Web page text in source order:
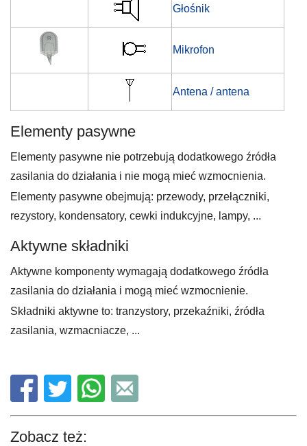
Głośnik
Mikrofon
Antena / antena
Elementy pasywne
Elementy pasywne nie potrzebują dodatkowego źródła
zasilania do działania i nie mogą mieć wzmocnienia.
Elementy pasywne obejmują: przewody, przełączniki,
rezystory, kondensatory, cewki indukcyjne, lampy, ...
Aktywne składniki
Aktywne komponenty wymagają dodatkowego źródła
zasilania do działania i mogą mieć wzmocnienie.
Składniki aktywne to: tranzystory, przekaźniki, źródła
zasilania, wzmacniacze, ...
Zobacz też: